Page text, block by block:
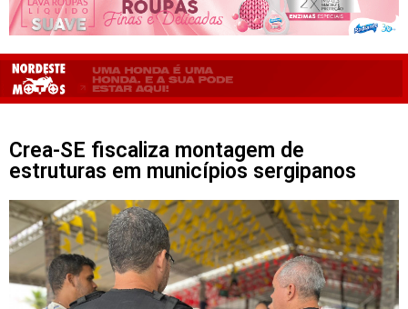
Crea-SE fiscaliza montagem de
estruturas em municípios sergipanos